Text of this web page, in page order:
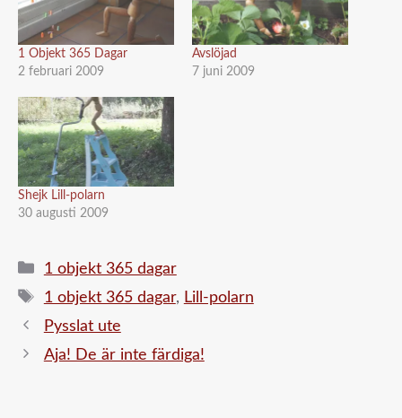
1 Objekt 365 Dagar
2 februari 2009
Avslöjad
7 juni 2009
Shejk Lill-polarn
30 augusti 2009
Kategorier
1 objekt 365 dagar
Etiketter
1 objekt 365 dagar, Lill-polarn
Pysslat ute
Aja! De är inte färdiga!